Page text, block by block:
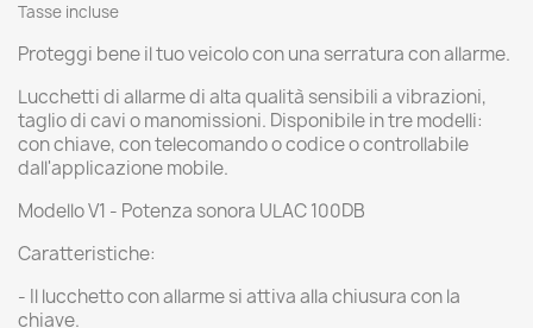
Tasse incluse
Proteggi bene il tuo veicolo con una serratura con allarme.
Lucchetti di allarme di alta qualità sensibili a vibrazioni,
taglio di cavi o manomissioni. Disponibile in tre modelli:
con chiave, con telecomando o codice o controllabile
dall'applicazione mobile.
Modello V1 - Potenza sonora ULAC 100DB
Caratteristiche:
- Il lucchetto con allarme si attiva alla chiusura con la
chiave.